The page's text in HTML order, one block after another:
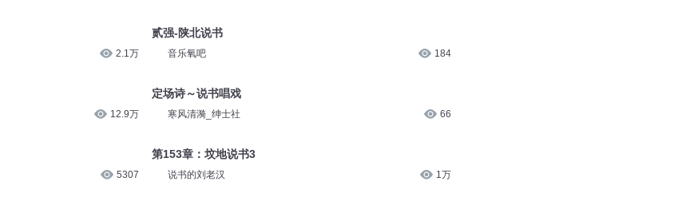
2.1万
12.9万
5307
贰强-陕北说书
音乐氧吧 184
定场诗～说书唱戏
寒风清漪_绅士社 66
第153章：坟地说书3
说书的刘老汉 1万